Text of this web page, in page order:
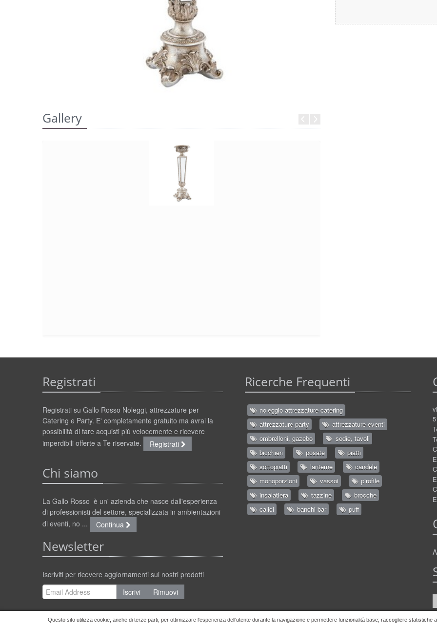
Gallery
Questo sito utilizza cookie, anche di terze parti, per ottimizzare l'esperienza dell'utente durante la navigazione e permettere funzionalità base; raccogliere statistiche
Registrati
Registrati su Gallo Rosso Noleggi, attrezzature per
Catering e Party. E' completamente gratuito ma avrai la
possibilità di fare acquisti più velocemente e ricevere
imperdibili offerte a Te riservate.
Registrati
Chi siamo
La Gallo Rosso è un' azienda che nasce dall'esperienza
di professionisti del settore, specializzata in ambientazioni
di eventi, no ...
Continua
Newsletter
Iscriviti per ricevere aggiornamenti sui nostri prodotti
Iscrivi
Rimuovi
Ricerche Frequenti
noleggio attrezzature catering
attrezzature party
attrezzature eventi
ombrelloni, gazebo
sedie, tavoli
bicchieri
posate
piatti
sottopiatti
lanterne
candele
monoporzioni
vassoi
pirofile
insalatiera
tazzine
brocche
calici
banchi bar puff